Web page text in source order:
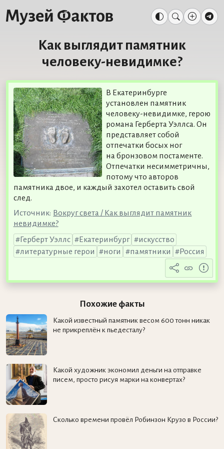
Как выглядит памятник
человеку-невидимке?
В Екатеринбурге
установлен памятник
человеку-невидимке, герою
романа Герберта Уэллса. Он
представляет собой
отпечатки босых ног
на бронзовом постаменте.
Отпечатки несимметричны,
потому что авторов
памятника двое, и каждый захотел оставить свой
след.
Источник: Вокруг света / Как выглядит памятник
невидимке?
Герберт Уэллс
Екатеринбург
искусство
литературные герои
ноги памятники Россия
Похожие факты
Какой известный памятник весом 600 тонн никак
не прикреплён к пьедесталу?
Какой художник экономил деньги на отправке
писем, просто рисуя марки на конвертах?
Сколько времени провёл Робинзон Крузо в России?